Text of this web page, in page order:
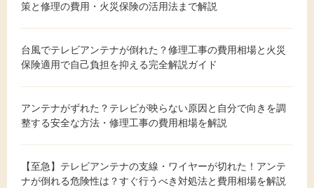
策と修理の費用・火災保険の活用法まで解説
台風でテレビアンテナが倒れた？修理工事の費用相場と火災
保険適用で自己負担を抑える完全解説ガイド
アンテナがずれた？テレビが映らない原因と自分で向きを調
整する安全な方法・修理工事の費用相場を解説
【至急】テレビアンテナの支線・ワイヤーが切れた！アンテ
ナが倒れる危険性は？すぐ行うべき対処法と費用相場を解説